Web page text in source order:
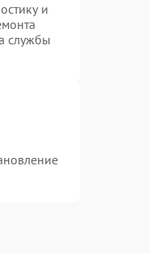
и
службы